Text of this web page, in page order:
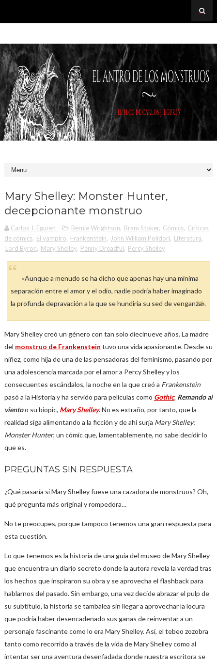
Mary Shelley: Monster Hunter,
decepcionante monstruo
Carlos J. Eguren Bernie Wrightson, Bram Stoker, Cómics, Críticas
de cómics, El vampiro, Frankenstein, John William Polidori, Literatura,
Lord Byron, Mary Shelley, Penny Dreadful, Percy Shelley
«Aunque a menudo se ha dicho que apenas hay una mínima
separación entre el amor y el odio, nadie podría haber imaginado
la profunda depravación a la que se hundiría su sed de venganza».
Mary Shelley creó un género con tan solo diecinueve años. La madre
del monstruo de Frankenstein tuvo una vida apasionante. Desde su
niñez, como hija de una de las pensadoras del feminismo, pasando por
una adolescencia marcada por el amor a Percy Shelley y los
consecuentes escándalos, la noche en la que creó a Frankenstein
pasó a la Historia y ha servido para películas como Gothic, Remando al
vientoo su biopic, Mary Shelley. No es extraño, por tanto, que la
realidad siga alimentando a la ficción y de ahí surja Mary Shelley:
Monster Hunter, un cómic que, lamentablemente, no sabe decidir lo
que es.
PREGUNTAS SIN RESPUESTA
¿Qué pasaría si Mary Shelley fuese una cazadora de monstruos? Oh,
qué pregunta más original y rompedora…
No te preocupes, porque tampoco tenemos una gran respuesta para
esta cuestión.
Lo que tenemos es la historia de una guía del museo de Mary Shelley
que encuentra un diario secreto donde la autora revela la verdad tras
los hechos que inspiraron su obra y se aprovecha el flashback para
hablarnos del pasado. Sin embargo, una vez decide abrazar el pulp de
su subtítulo, la historia se tambalea sin llegar a aprovechar la locura
que podría haber desencadenado sus ganas de reinventar a un
personaje fascinante como lo era Mary Shelley. Así, el tebeo zozobra
tanto como recorrido a través de la vida de Mary Shelley como al
intentar ser una aventura desenfadada donde nuestra escritora se